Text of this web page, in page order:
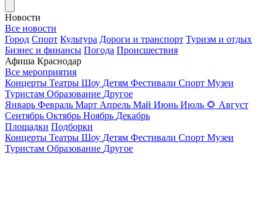
Новости
Все новости
Город Спорт Культура Дороги и транспорт Туризм и отдых
Бизнес и финансы Погода Происшествия
Афиша Краснодар
Все мероприятия
Концерты Театры Шоу Детям Фестивали Спорт Музеи
Туристам Образование Другое
Январь Февраль Март Апрель Май Июнь Июль 🌻 Август
Сентябрь Октябрь Ноябрь Декабрь
Площадки Подборки
Концерты Театры Шоу Детям Фестивали Спорт Музеи
Туристам Образование Другое